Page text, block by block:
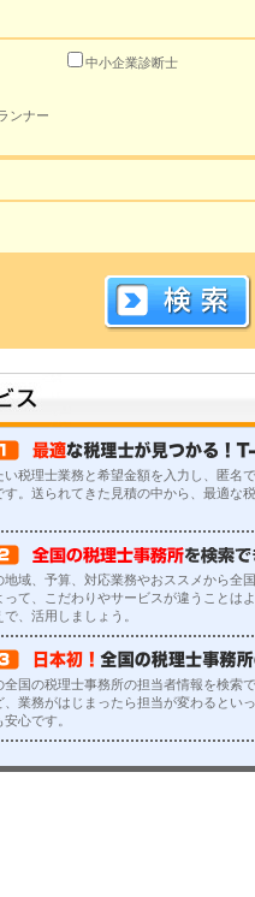
ンナー
中小企業診断士
い税理士業務と希望金額を入力し、匿名
す。送られてきた見積の中から、最適な
地域、予算、対応業務やおススメから全
って、こだわりやサービスが違うことは
で、活用しましょう。
全国の税理士事務所の担当者情報を検索
、業務がはじまったら担当が変わるとい
心です。